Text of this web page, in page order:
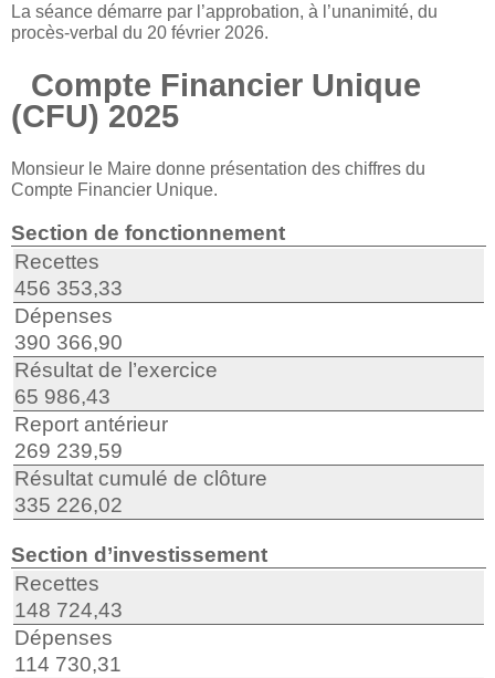
La séance démarre par l’approbation, à l’unanimité, du
procès-verbal du 20 février 2026.
Compte Financier Unique
(CFU) 2025
Monsieur le Maire donne présentation des chiffres du
Compte Financier Unique.
Section de fonctionnement
Recettes
456 353,33
Dépenses
390 366,90
Résultat de l’exercice
65 986,43
Report antérieur
269 239,59
Résultat cumulé de clôture
335 226,02
Section d’investissement
Recettes
148 724,43
Dépenses
114 730,31